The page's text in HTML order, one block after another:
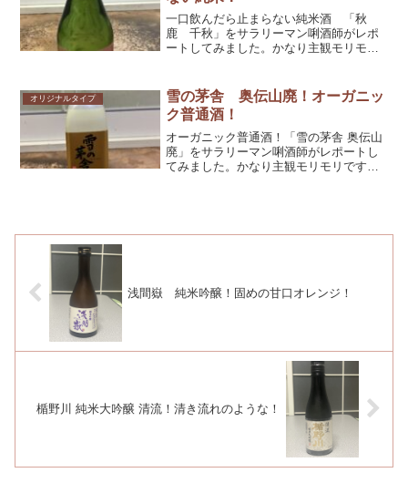
一口飲んだら止まらない純米酒 「秋
鹿 千秋」をサラリーマン唎酒師がレポ
ートしてみました。かなり主観モリモリ
オリジナルタイプ
雪の茅舎 奥伝山廃！オーガニッ
ク普通酒！
オーガニック普通酒！「雪の茅舎 奥伝山
廃」をサラリーマン唎酒師がレポートし
てみました。かなり主観モリモリです
浅間嶽 純米吟醸！固めの甘口オレンジ！
楯野川 純米大吟醸 清流！清き流れのような！